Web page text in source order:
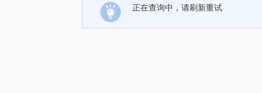
正在查询中，请刷新重试